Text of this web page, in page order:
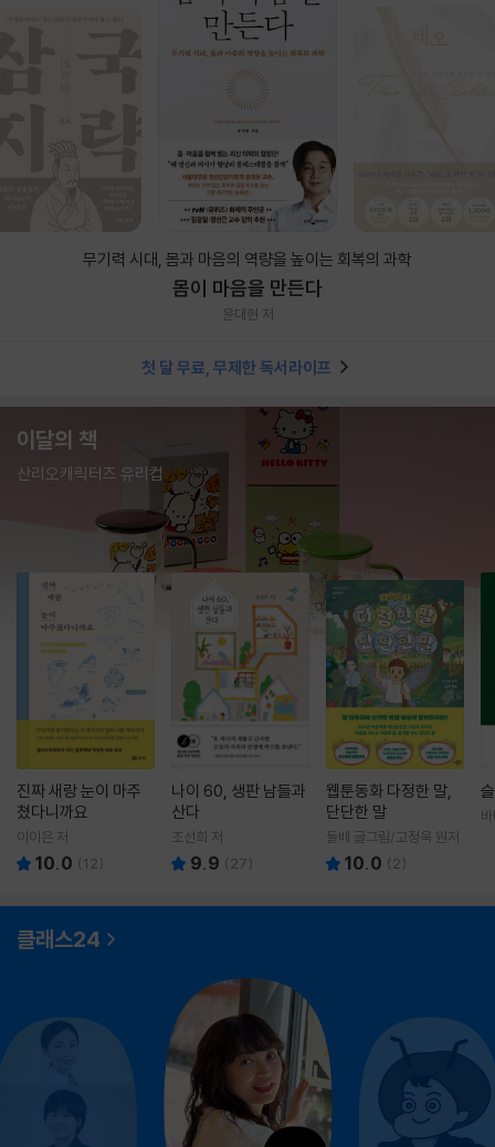
무기력 시대, 몸과 마음의 역량을 높이는 회복의 과학
몸이 마음을 만든다
윤대현 저
첫 달 무료, 무제한 독서라이프
이달의 책
산리오캐릭터즈 유리컵
진짜 새랑 눈이 마주
쳤다니까요
이이은 저
10.0 (12)
나이 60, 생판 남들과
산다
조선희 저
9.9 ( 27)
웹툰동화 다정한 말,
단단한 말
돌배 글그림/고정욱 원저
10.0 ( 2)
클래스24